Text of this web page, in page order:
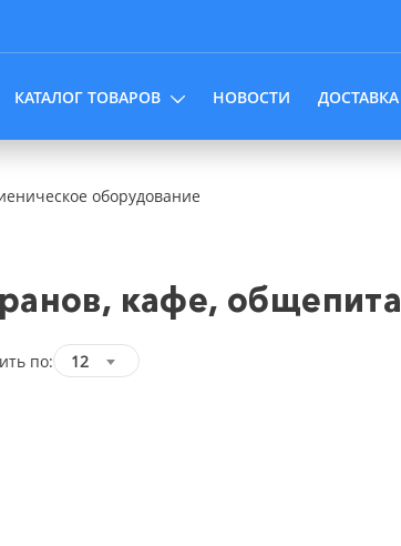
КАТАЛОГ ТОВАРОВ НОВОСТИ ДОСТАВКА
оборудование
кафе, общепита
по: 12